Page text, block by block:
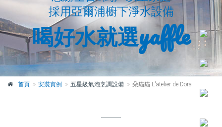
採用亞爾浦櫥下淨水設備
喝好水就選yaffle
首頁 安裝實例 五星級氣泡烹調設備 朵貓貓 L'atelier de Dora